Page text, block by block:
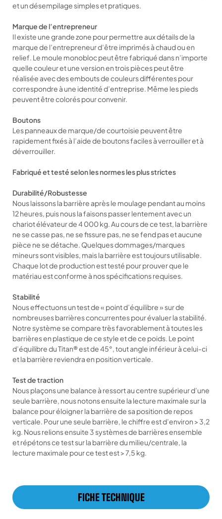
et un désempilage simples et pratiques.
Marque de l’entrepreneur
Il existe une grande zone pour permettre aux détails de la
marque de l’entrepreneur d’être imprimés à chaud ou en
relief. Le moule monobloc peut être fabriqué dans n’importe
quelle couleur et une version en trois pièces peut être
réalisée avec des embouts de couleurs différentes pour
correspondre à une identité d’entreprise. Même les pieds
peuvent être colorés pour convenir.
Boutons
Les panneaux de marque/de courtoisie peuvent être
rapidement fixés à l’aide de boutons faciles à verrouiller et à
déverrouiller.
Fabriqué et testé selon les normes les plus strictes
Durabilité/Robustesse
Nous laissons la barrière après le moulage pendant au moins
12 heures, puis nous la faisons passer lentement avec un
chariot élévateur de 4 000 kg. Au cours de ce test, la barrière
ne se casse pas, ne se fissure pas, ne se fend pas et aucune
pièce ne se détache. Quelques dommages/marques
mineurs sont visibles, mais la barrière est toujours utilisable.
Chaque lot de production est testé pour prouver que le
matériau est conforme à nos spécifications requises.
Stabilité
Nous effectuons un test de « point d’équilibre » sur de
nombreuses barrières concurrentes pour évaluer la stabilité.
Notre système se compare très favorablement à toutes les
barrières en plastique de ce style et de ce poids. Le point
d’équilibre du Titan® est de 45°, tout angle inférieur à celui-ci
et la barrière reviendra en position verticale.
Test de traction
Nous plaçons une balance à ressort au centre supérieur d’une
seule barrière, nous notons ensuite la lecture maximale sur la
balance pour éloigner la barrière de sa position de repos
verticale. Pour une seule barrière, le chiffre est d’environ > 3,2
kg. Nous relions ensuite 3 systèmes de barrières ensemble
et répétons ce test sur la barrière du milieu/centrale, la
lecture maximale pour ce test est > 7,5 kg.
FICHE TECHNIQUE